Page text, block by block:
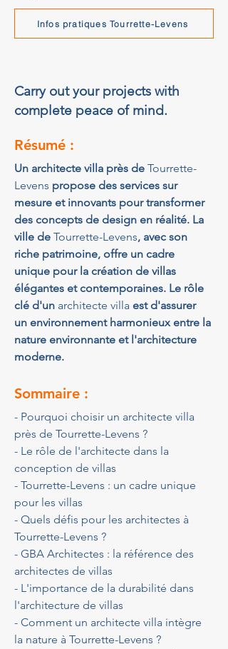
Infos pratiques Tourrette-Levens
Carry out your projects with
complete peace of mind.
Résumé :
Un architecte villa près de Tourrette-
Levens propose des services sur
mesure et innovants pour transformer
des concepts de design en réalité. La
ville de Tourrette-Levens, avec son
riche patrimoine, offre un cadre
unique pour la création de villas
élégantes et contemporaines. Le rôle
clé d'un architecte villa est d'assurer
un environnement harmonieux entre la
nature environnante et l'architecture
moderne.
Sommaire :
- Pourquoi choisir un architecte villa
près de Tourrette-Levens ?
- Le rôle de l'architecte dans la
conception de villas
- Tourrette-Levens : un cadre unique
pour les villas
- Quels défis pour les architectes à
Tourrette-Levens ?
- GBA Architectes : la référence des
architectes de villas
- L'importance de la durabilité dans
l'architecture de villas
- Comment un architecte villa intègre
la nature à Tourrette-Levens ?